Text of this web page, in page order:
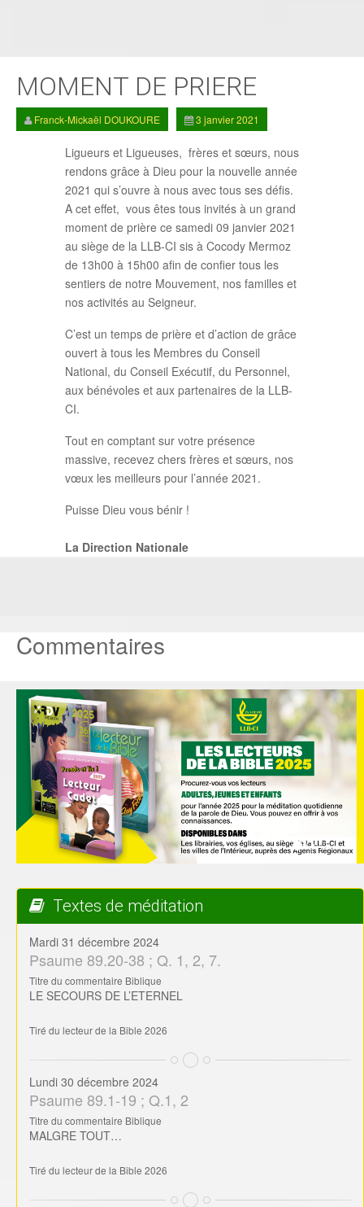
MOMENT DE PRIERE
Franck-Mickaël DOUKOURE 3 janvier 2021
Ligueurs et Ligueuses, frères et sœurs, nous
rendons grâce à Dieu pour la nouvelle année
2021 qui s’ouvre à nous avec tous ses défis.
A cet effet, vous êtes tous invités à un grand
moment de prière ce samedi 09 janvier 2021
au siège de la LLB-CI sis à Cocody Mermoz
de 13h00 à 15h00 afin de confier tous les
sentiers de notre Mouvement, nos familles et
nos activités au Seigneur.
C’est un temps de prière et d’action de grâce
ouvert à tous les Membres du Conseil
National, du Conseil Exécutif, du Personnel,
aux bénévoles et aux partenaires de la LLB-
CI.
Tout en comptant sur votre présence
massive, recevez chers frères et sœurs, nos
vœux les meilleurs pour l’année 2021.
Puisse Dieu vous bénir !
La Direction Nationale
Commentaires
Textes de méditation
Mardi 31 décembre 2024
Psaume 89.20-38 ; Q. 1, 2, 7.
Titre du commentaire Biblique
LE SECOURS DE L’ETERNEL
Tiré du lecteur de la Bible 2026
Lundi 30 décembre 2024
Psaume 89.1-19 ; Q.1, 2
Titre du commentaire Biblique
MALGRE TOUT…
Tiré du lecteur de la Bible 2026